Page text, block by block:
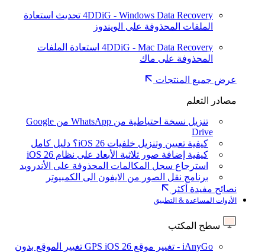
4DDiG - Windows Data Recovery تحديث استعادة
الملفات المحذوفة على الويندوز
4DDiG - Mac Data Recovery استعادة الملفات
المحذوفة على ماك
عرض جميع المنتجات
مصادر التعلم
تنزيل نسخة احتياطية من WhatsApp من Google
Drive
كيفية تعيين وتنزيل خلفيات iOS 26؟ دليل كامل
كيفية إضافة صور ثلاثية الأبعاد على نظام iOS 26
استرجاع سجل المكالمات المحذوفة على الأندرويد
برنامج نقل الصور من الايفون الى الكمبيوتر
نصائح مفيدة أكثر
الأدوات المساعدة & التطبيق
سطح المكتب
iAnyGo - تغيير موقع GPS iOS 26
تغيير الموقع بدون